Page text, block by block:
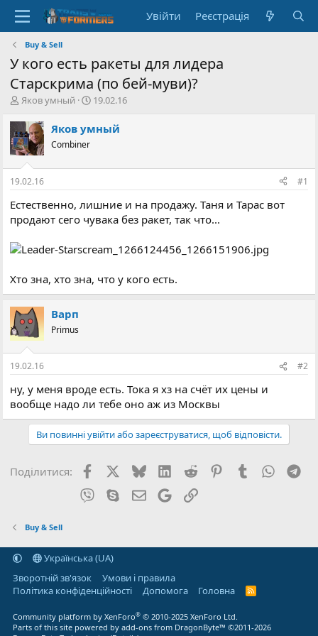
Увійти Реєстрація
Buy & Sell
У кого есть ракеты для лидера
Старскрима (по бей-муви)?
А
т
о
р
т
е
м
и
Яков умный
Д
т
о
р
н
я
19.02.16
Яков умный
Combiner
19.02.16 #1
Естественно, лишние и на продажу. Таня и Тарас вот
продают сего чувака без ракет, так что...
Хто зна, хто зна, что у кого есть.
Варп
Primus
19.02.16 #2
ну, у меня вроде есть. Тока я хз на счёт их цены и
вообще надо ли тебе оно аж из Москвы
Ви повинні увійти або зареєструватися, щоб відповісти.
Поділитися: FacebookX (Twitter)
BlueskyLinkedIn
Reddit PinterestTumblr
Viber SkypeE-mailGoogleПосилання
Buy & Sell
Українська (UA)
Зворотній зв'язок
Умови і правила
Політика конфіденційності
Дoпoмoга Головна
R
Community platform by XenForo® © 2010-2025 XenForo Ltd.
Parts of this site powered byadd-ons from DragonByte™ ©2011-2026